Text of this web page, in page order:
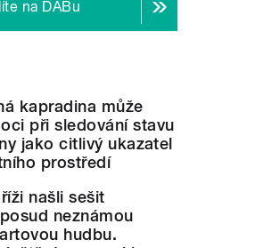
na DABu
kapradina může
při sledování stavu
jako citlivý ukazatel
prostředí
našli sešit
neznámou
hudbu.